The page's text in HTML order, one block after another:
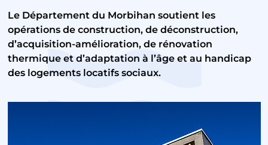
Le Département du Morbihan soutient les
opérations de construction, de déconstruction,
d’acquisition-amélioration, de rénovation
thermique et d’adaptation à l’âge et au handicap
des logements locatifs sociaux.